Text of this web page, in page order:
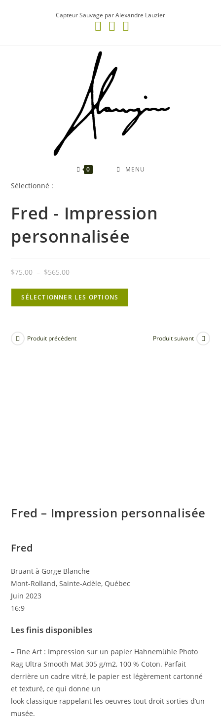
Capteur Sauvage par Alexandre Lauzier
0 MENU
Sélectionné :
Fred - Impression
personnalisée
$75.00 – $565.00Plage
prix :
$75.00
SÉLECTIONNER LES OPTIONS
Produit précédent Produit suivant
Fred – Impression personnalisée
Fred
Bruant à Gorge Blanche
Mont-Rolland, Sainte-Adèle, Québec
Juin 2023
16:9
Les finis disponibles
– Fine Art : Impression sur un papier Hahnemühle Photo
Rag Ultra Smooth Mat 305 g/m2, 100 % Coton. Parfait
derrière un cadre vitré, le papier est légèrement cartonné
et texturé, ce qui donne un
look classique rappelant les oeuvres tout droit sorties d’un
musée.